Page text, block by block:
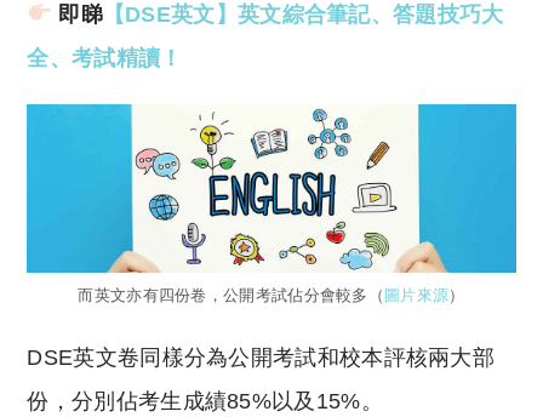
即睇【DSE英文】英文綜合筆記、答題技巧大
全、考試精讀！
而英文亦有四份卷，公開考試佔分會較多（ 圖片來源）
DSE英文卷同樣分為公開考試和校本評核兩大部
份，分別佔考生成績85%以及15%。